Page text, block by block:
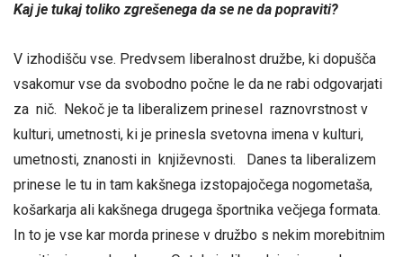
Kaj je tukaj toliko zgrešenega da se ne da popraviti?
V izhodišču vse. Predvsem liberalnost družbe, ki dopušča
vsakomur vse da svobodno počne le da ne rabi odgovarjati
za nič. Nekoč je ta liberalizem prinesel raznovrstnost v
kulturi, umetnosti, ki je prinesla svetovna imena v kulturi,
umetnosti, znanosti in književnosti. Danes ta liberalizem
prinese le tu in tam kakšnega izstopajočega nogometaša,
košarkarja ali kakšnega drugega športnika večjega formata.
In to je vse kar morda prinese v družbo s nekim morebitnim